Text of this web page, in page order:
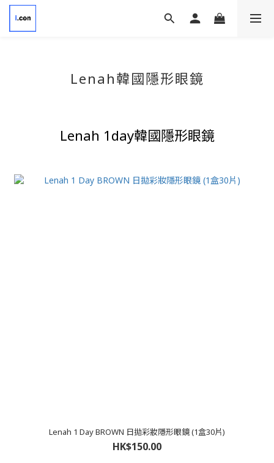
Lenah韓國隱形眼鏡
Lenah 1day韓國隱形眼鏡
Lenah 1 Day BROWN 日拋彩妝隱形眼鏡 (1盒30片)
HK$150.00